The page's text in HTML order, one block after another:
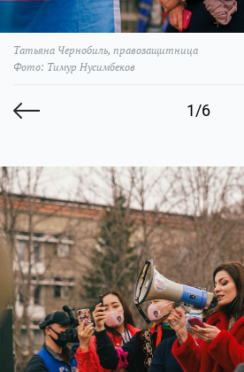
1/6
Татьяна Чернобиль, правозащитница
Фото: Тимур Нусимбеков